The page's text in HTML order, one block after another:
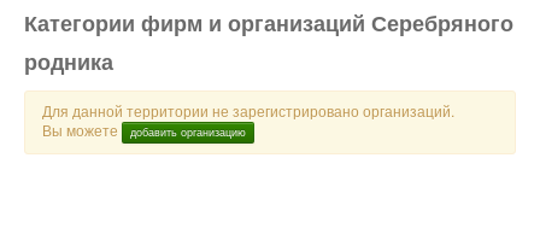
Категории фирм и организаций Серебряного
родника
Для данной территории не зарегистрировано организаций.
Вы можете
добавить организацию